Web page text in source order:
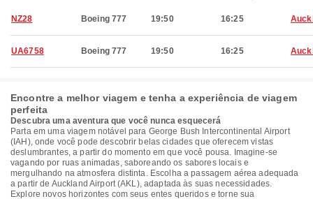
NZ28 Boeing 777 19:50 16:25
UA6758 Boeing 777 19:50 16:25
Encontre a melhor viagem e tenha a experiência de viagem
perfeita
Descubra uma aventura que você nunca esquecerá
Parta em uma viagem notável para George Bush Intercontinental Airport
(IAH), onde você pode descobrir belas cidades que oferecem vistas
deslumbrantes, a partir do momento em que você pousa. Imagine-se
vagando por ruas animadas, saboreando os sabores locais e
mergulhando na atmosfera distinta. Escolha a passagem aérea adequada
a partir de Auckland Airport (AKL), adaptada às suas necessidades.
Explore novos horizontes com seus entes queridos e torne sua